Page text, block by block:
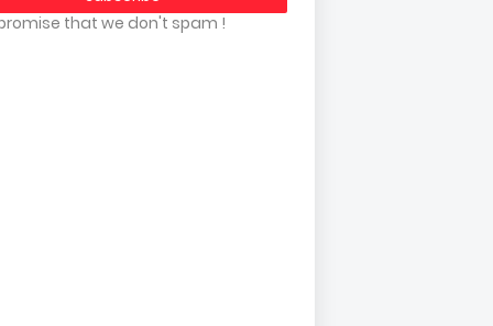
that we don't spam !